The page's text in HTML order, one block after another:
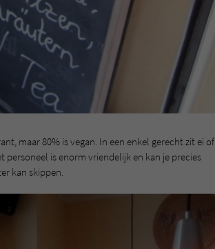
maar 80% is vegan. In een enkel gerecht zit ei of
personeel is enorm vriendelijk en kan je precies
kan skippen.